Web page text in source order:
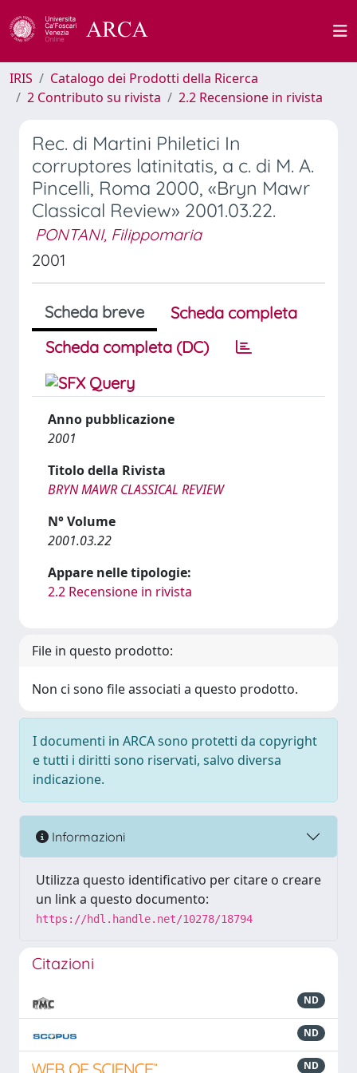
IRIS
Catalogo dei Prodotti della Ricerca
2 Contributo su rivista
2.2 Recensione in rivista
Rec. di Martini Philetici In
corruptores latinitatis, a c. di M. A.
Pincelli, Roma 2000, «Bryn Mawr
Classical Review» 2001.03.22.
PONTANI, Filippomaria
2001
Scheda breve
Scheda completa
Scheda completa (DC)
Anno pubblicazione
2001
Titolo della Rivista
BRYN MAWR CLASSICAL REVIEW
N° Volume
2001.03.22
Appare nelle tipologie:
2.2 Recensione in rivista
File in questo prodotto:
Non ci sono file associati a questo prodotto.
I documenti in ARCA sono protetti da copyright
e tutti i diritti sono riservati, salvo diversa
indicazione.
Informazioni
Utilizza questo identificativo per citare o creare
un link a questo documento:
https://hdl.handle.net/10278/18794
Citazioni
ND
ND
ND